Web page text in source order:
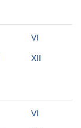
VI
XII
VI